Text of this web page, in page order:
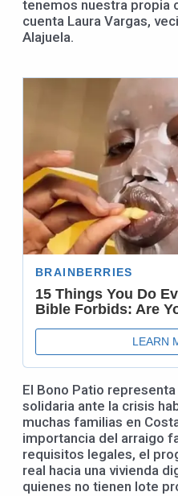
tenemos nuestra propia
cuenta Laura Vargas,
Alajuela.
El Bono Patio
solidaria ante la crisis
muchas familias en
importancia del arraigo
requisitos legales, el
real hacia una vivienda
quienes no tienen lote